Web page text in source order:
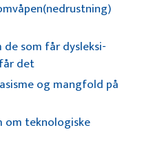
de som får dysleksi-
det
og mangfold på
om teknologiske